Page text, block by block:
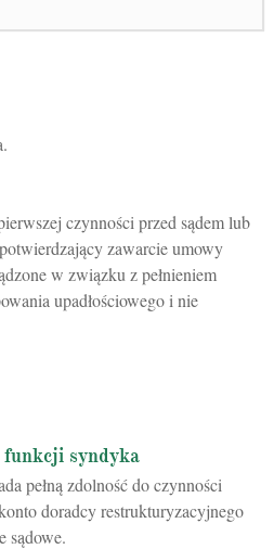
czynności przed sądem lub
zawarcie umowy
w związku z pełnieniem
upadłościowego i nie
funkcji syndyka
pełną zdolność do czynności
doradcy restrukturyzacyjnego
sądowe.